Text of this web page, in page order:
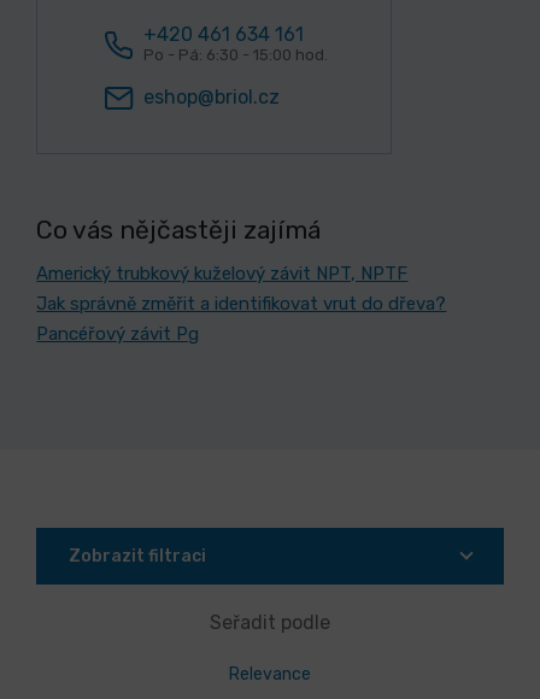
+420 461 634 161
Po - Pá: 6:30 - 15:00 hod.
eshop@briol.cz
Co vás nějčastěji zajímá
Americký trubkový kuželový závit NPT, NPTF
Jak správně změřit a identifikovat vrut do dřeva?
Pancéřový závit Pg
Zobrazit filtraci
Seřadit podle
Relevance